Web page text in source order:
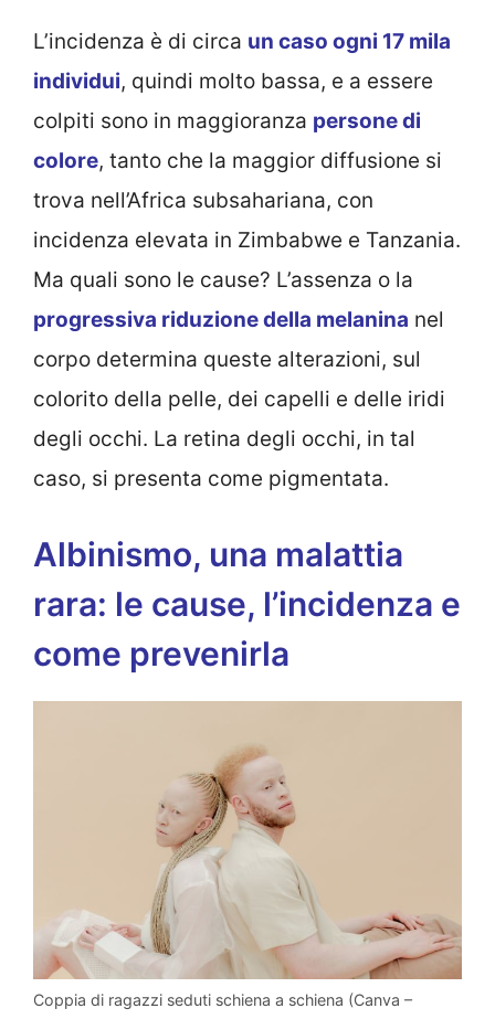
L’incidenza è di circa un caso ogni 17 mila
individui, quindi molto bassa, e a essere
colpiti sono in maggioranza persone di
colore, tanto che la maggior diffusione si
trova nell’Africa subsahariana, con
incidenza elevata in Zimbabwe e Tanzania.
Ma quali sono le cause? L’assenza o la
progressiva riduzione della melanina nel
corpo determina queste alterazioni, sul
colorito della pelle, dei capelli e delle iridi
degli occhi. La retina degli occhi, in tal
caso, si presenta come pigmentata.
Albinismo, una malattia
rara: le cause, l’incidenza e
come prevenirla
Coppia di ragazzi seduti schiena a schiena (Canva –